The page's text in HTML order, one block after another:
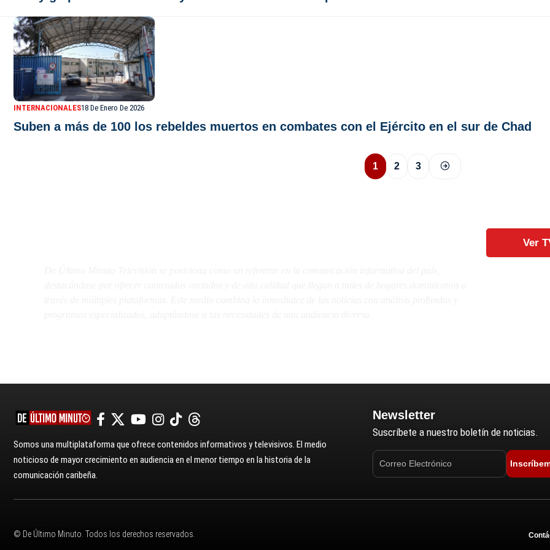
INTERNACIONALES18 De Enero De 2026
Suben a más de 100 los rebeldes muertos en combates con el Ejército en el sur de Chad
1 2 3
Ver
Somos una multiplataforma que ofrece contenidos informativos y televisivos. El medio
noticioso de mayor crecimiento en audiencia en el menor tiempo en la historia de la
comunicación caribeña.
Newsletter
Suscríbete a nuestro boletín de noticias.
© De Último Minuto. Todos los derechos reservados.